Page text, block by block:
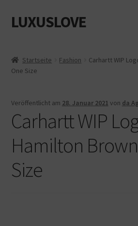
Zur
Navigation
Zum
Inhalt
LUXUSLOVE
Cookie-Richtlinie (EU)
Datenschutz
Impressum
Kasse
Mein Konto
Startseite Fashion
Carhartt WIP
One Size
Veröffentlicht am 28. Januar 2021 von da
Carhartt WIP
Hamilton
Size